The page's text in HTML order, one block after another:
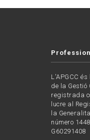
L'APGCC
de la
registrada
lucre al
la
número
G60291408